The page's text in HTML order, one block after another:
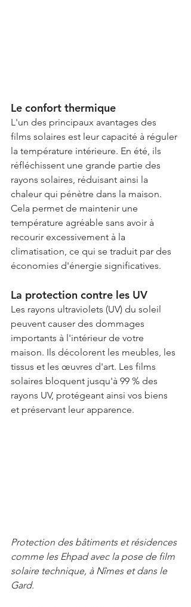
Le confort thermique
L'un des principaux avantages des
films solaires est leur capacité à réguler
la température intérieure. En été, ils
réfléchissent une grande partie des
rayons solaires, réduisant ainsi la
chaleur qui pénètre dans la maison.
Cela permet de maintenir une
température agréable sans avoir à
recourir excessivement à la
climatisation, ce qui se traduit par des
économies d'énergie significatives.
La protection contre les UV
Les rayons ultraviolets (UV) du soleil
peuvent causer des dommages
importants à l'intérieur de votre
maison. Ils décolorent les meubles, les
tissus et les œuvres d'art. Les films
solaires bloquent jusqu'à 99 % des
rayons UV, protégeant ainsi vos biens
et préservant leur apparence.
Protection des bâtiments et résidences
comme les Ehpad avec la pose de film
solaire technique, à Nîmes et dans le
Gard.